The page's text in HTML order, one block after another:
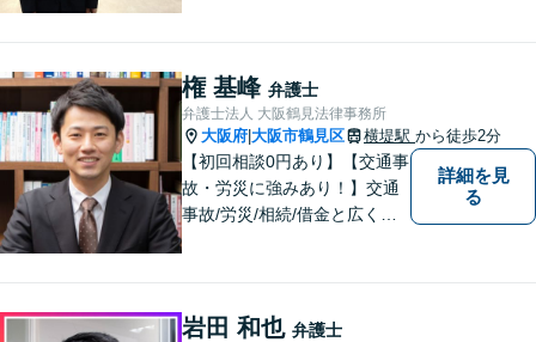
頼者様が不安を抱かないよう
に、わかりやすく的確なアド
バイスを心がけております。
権 基峰 弁護士
弁護士法人 大阪鶴見法律事務所
大阪府 大阪市鶴見区 横堤駅 から徒歩2分
【初回相談0円あり】【交通事
故・労災に強みあり！】交通
事故/労災/相続/借金と広く法
にご相談ください。【労災事
詳細を見
る
岩田 和也 弁護士